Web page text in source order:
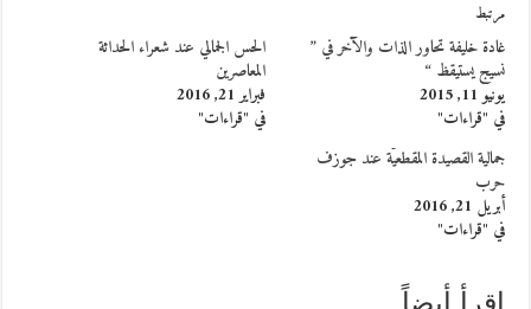
مرتبط
غادة خليفة تحاور الذات والآخر في ”
نسيج يستيقظ “
يونيو 11, 2015
في "قراءات"
الحس الجمالي عند شعراء الحداثة
المعاصرين
فبراير 21, 2016
في "قراءات"
جمالية القصيدة المقطعيَّة عند جوزف
حرب
أبريل 21, 2016
في "قراءات"
إقرأ أيضاً